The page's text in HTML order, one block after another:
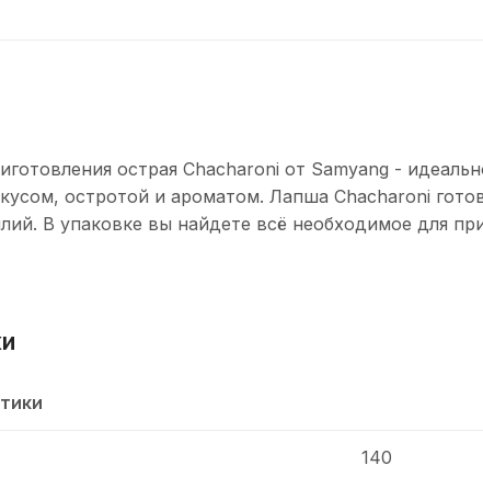
острая Chacharoni от Samyang -
остротой и ароматом. Лапша Chacharoni
В упаковке вы найдете всё необходимое для
140